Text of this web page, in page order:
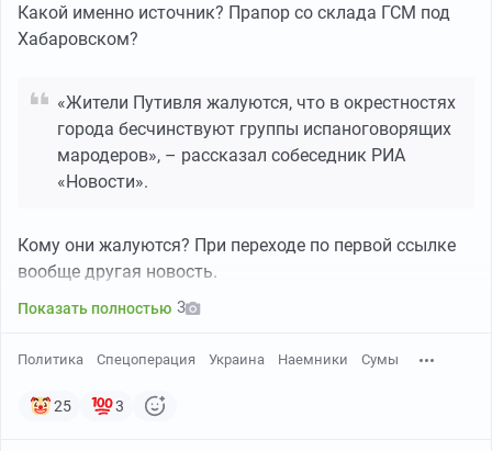
учреждение дошкольного образования Национальной
полиции Украины — перестало работать в сентябре
https://dnz-umvs-sumy.jimdofree.com/
Какой именно источник? Прапор со склада ГСМ под
Хабаровском?
«Жители Путивля жалуются, что в окрестностях
города бесчинствуют группы испаноговорящих
мародеров», – рассказал собеседник РИА
«Новости».
Кому они жалуются? При переходе по первой ссылке
вообще другая новость.
Показать полностью 3
Политика Спецоперация Украина Наемники Сумы
25 3